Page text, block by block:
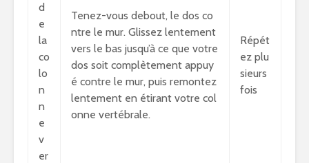
d
e
la
co
lo
n
n
e
v
er
Tenez-vous debout, le dos co
ntre le mur. Glissez lentement
vers le bas jusqu’à ce que votre
dos soit complètement appuy
é contre le mur, puis remontez
lentement en étirant votre col
onne vertébrale.
Répét
ez plu
sieurs
fois